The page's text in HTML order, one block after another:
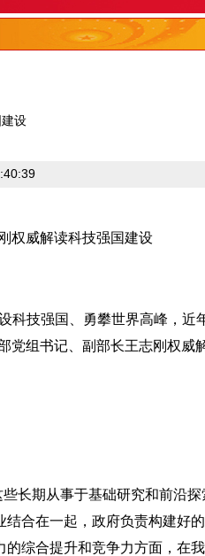
设
威解读科技强国建设
技强国、勇攀世界高峰，近
党组书记、副部长王志刚权威
期从事于基础研究和前沿探
合在一起，政府负责构建好
综合提升和竞争力方面，在